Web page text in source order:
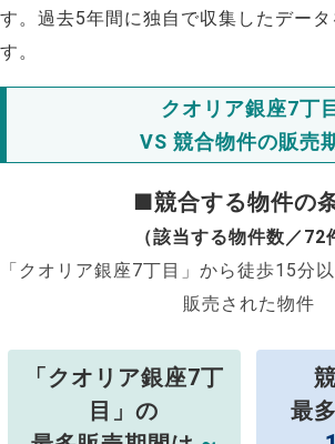
す。過去5年間に独自で収集したデータ
す。
クオリア銀座7丁目
VS 競合物件の販売
■競合する物件の
（該当する物件数／72
「クオリア銀座7丁目」から徒歩15分
販売された物件
「クオリア銀座7丁
目」の
最